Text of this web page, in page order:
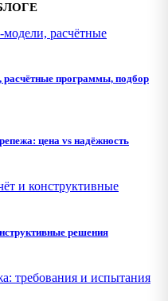
программы, подбор
цена vs надёжность
решения